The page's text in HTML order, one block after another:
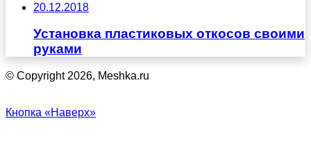
20.12.2018
Установка пластиковых откосов своими
руками
© Copyright 2026, Meshka.ru
Кнопка «Наверх»